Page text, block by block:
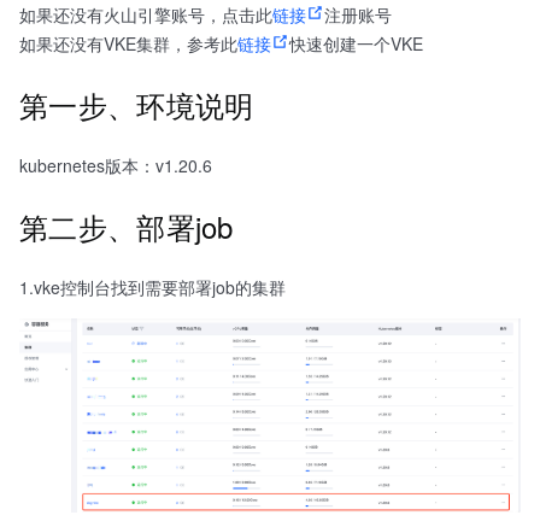
如果还没有火山引擎账号，点击此链接
注册账号
如果还没有VKE集群，参考此链接 快速创建一个VKE
第一步、环境说明
kubernetes版本：v1.20.6
第二步、部署job
1.vke控制台找到需要部署job的集群